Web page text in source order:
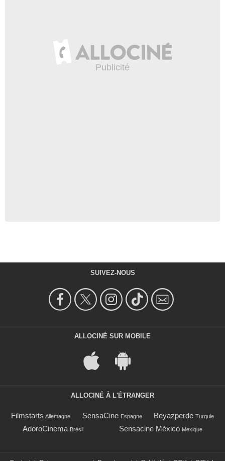
SUIVEZ-NOUS
ALLOCINÉ SUR MOBILE
ALLOCINÉ À L'ÉTRANGER
Filmstarts Allemagne SensaCine Espagne Beyazperde Turquie
AdoroCinema Brésil Sensacine México Mexique